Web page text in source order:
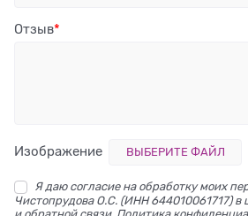
Отзыв
Изображение ВЫБЕРИТЕ ФАЙЛ
Я даю согласие на обработку моих
Чистопрудова О.С. (ИНН 644010061717) в